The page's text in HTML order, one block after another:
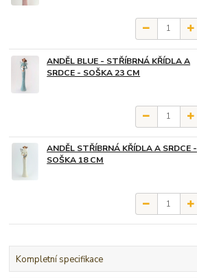
ANDĚL BLUE - STŘÍBRNÁ KŘÍDLA A
SRDCE - SOŠKA 23 CM
ANDĚL STŘÍBRNÁ KŘÍDLA A SRDCE -
SOŠKA 18 CM
Kompletní specifikace